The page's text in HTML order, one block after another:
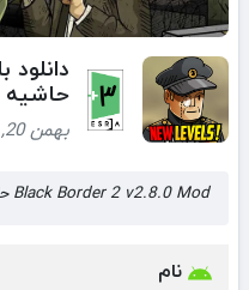
حاشیه سیاه 2 مود
بهمن 20, 1404 (6 ماه قبل)
Black Border 2 v2.8.0 Mod حاشیه سیاه 2 نسخه 2.8.0 مود شده
نام